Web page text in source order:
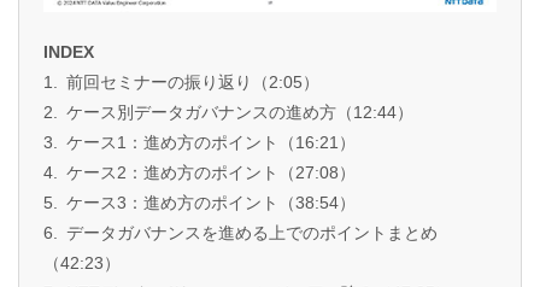
INDEX
前回セミナーの振り返り（2:05）
ケース別データガバナンスの進め方（12:44）
ケース1：進め方のポイント（16:21）
ケース2：進め方のポイント（27:08）
ケース3：進め方のポイント（38:54）
データガバナンスを進める上でのポイントまとめ
（42:23）